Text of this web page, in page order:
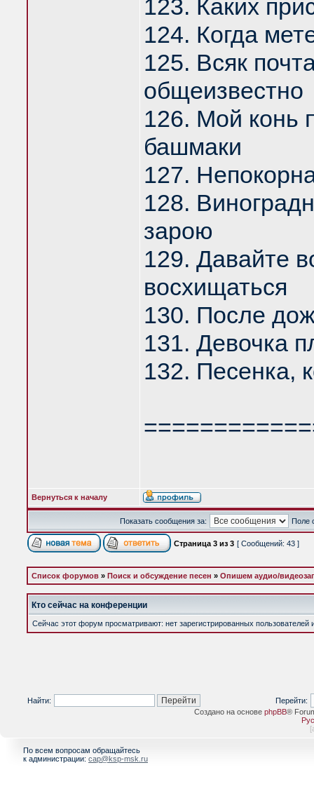
123. Каких
124. Когда
125. Всяк
общеизвестно
126. Мой конь
башмаки
127.
128.
зарою
129. Давайте
восхищаться
130. После
131. Девочка
132. Песенка,
Вернуться к началу
Показать сообщения за: Поле
Страница 3 из 3 [ Сообщений: 43 ]
Список форумов » Поиск и обсуждение песен » Опишем аудио/
Кто сейчас на конференции
Сейчас этот форум просматривают: нет зарегистрированных пользователей
Найти:
Перейти:
Создано на основе phpBB®
[
По всем вопросам обращайтесь
к администрации: cap@ksp-msk.ru